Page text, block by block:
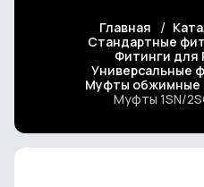
Главная
Стандартные
Фитинги для
Универсальные
Муфты обжимные
Муфты 1SN/